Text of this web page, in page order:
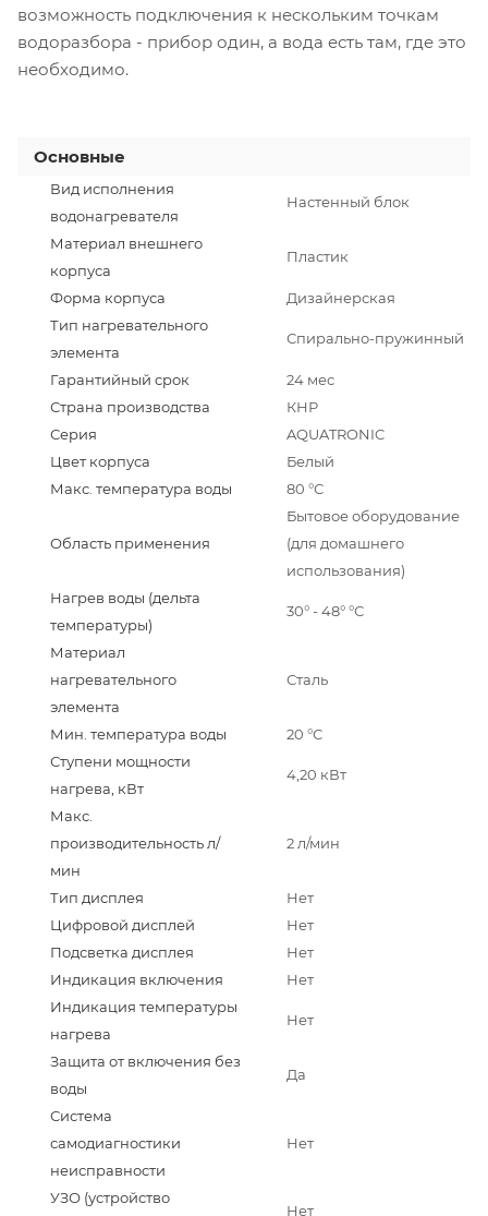
возможность подключения к нескольким точкам
водоразбора - прибор один, а вода есть там, где это
необходимо.
Основные
Вид исполнения
водонагревателя
Настенный блок
Материал внешнего
корпуса
Пластик
Форма корпуса
Дизайнерская
Тип нагревательного
элемента
Спирально-пружинный
Гарантийный срок
24 мес
Страна производства
КНР
Серия
AQUATRONIC
Цвет корпуса
Белый
Макс. температура воды
80 °С
Область применения
Бытовое оборудование
(для домашнего
использования)
Нагрев воды (дельта
температуры)
30° - 48° °С
Материал
нагревательного
элемента
Сталь
Мин. температура воды
20 °С
Ступени мощности
нагрева, кВт
4,20 кВт
Макс.
производительность л/
мин
2 л/мин
Тип дисплея
Нет
Цифровой дисплей
Нет
Подсветка дисплея
Нет
Индикация включения
Нет
Индикация температуры
нагрева
Нет
Защита от включения без
воды
Да
Система
самодиагностики
неисправности
Нет
УЗО (устройство
Нет